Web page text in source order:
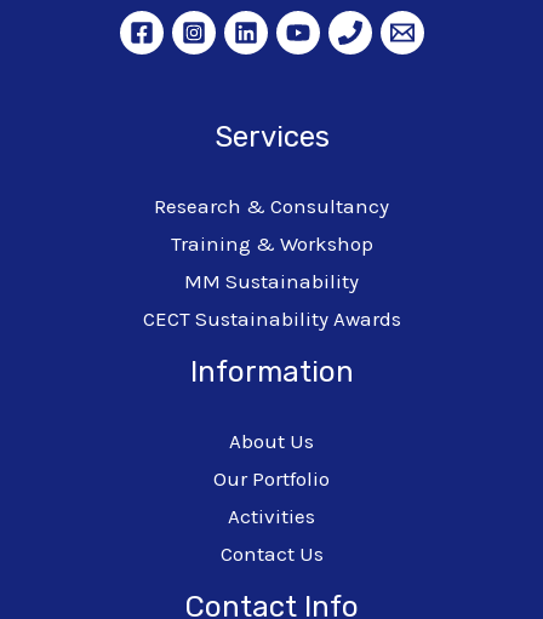
Services
Research & Consultancy
Training & Workshop
MM Sustainability
CECT Sustainability Awards
Information
About Us
Our Portfolio
Activities
Contact Us
Contact Info